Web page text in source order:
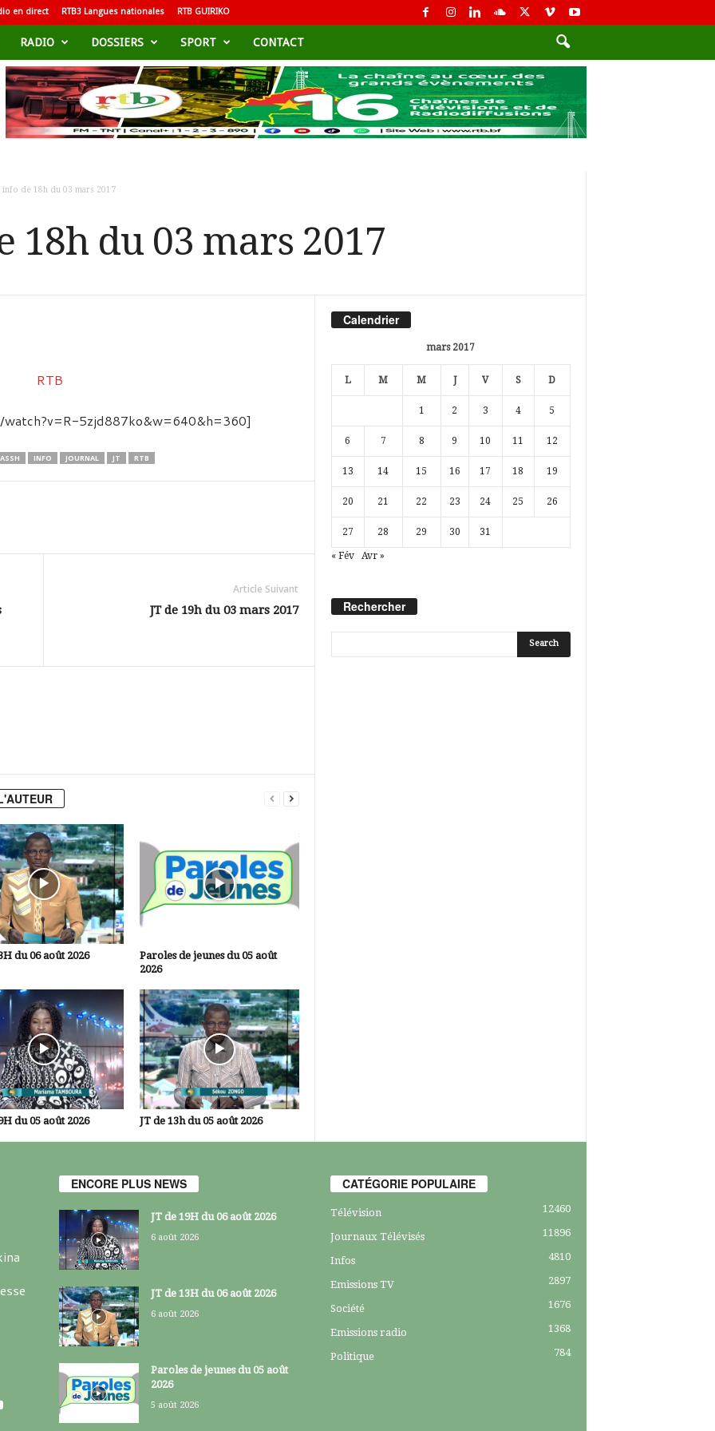
en direct RTB3 Langues nationales RTB GUIRIKO
RADIO DOSSIERS SPORT CONTACT
info de 18h du 03 mars 2017
18h du 03 mars 2017
5zjd887ko&w=640&h=360]
INFO JOURNAL JT RTB
Article Suivant
JT de 19h du 03 mars 2017
du 06 août 2026
Paroles de jeunes du 05 août
2026
du 05 août 2026 JT de 13h du 05 août 2026
Calendrier
mars 2017
L M M J V S D
1 2 3 4 5
6 7 8 9 10 11 12
13 14 15 16 17 18 19
20 21 22 23 24 25 26
27 28 29 30 31
« Fév Avr »
Rechercher
ENCORE PLUS NEWS
JT de 19H du 06 août 2026
6 août 2026
JT de 13H du 06 août 2026
6 août 2026
Paroles de jeunes du 05 août
2026
5 août 2026
CATÉGORIE POPULAIRE
Télévision 12460
Journaux Télévisés 11896
Infos 4810
Emissions TV 2897
Société 1676
Emissions radio 1368
Politique 784